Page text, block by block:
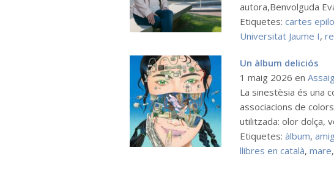
autora,Benvolguda
Etiquetes: cartes
Universitat Jaume I,
Un àlbum deliciós
1 maig 2026 en
La sinestèsia és una
associacions de
utilitzada: olor dolça,
Etiquetes: àlbum,
llibres en català, mare,